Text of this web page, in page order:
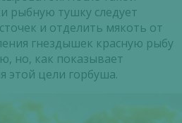
рыбную тушку следует
и отделить мякоть от
гнездышек красную рыбу
но, как показывает
этой цели горбуша.